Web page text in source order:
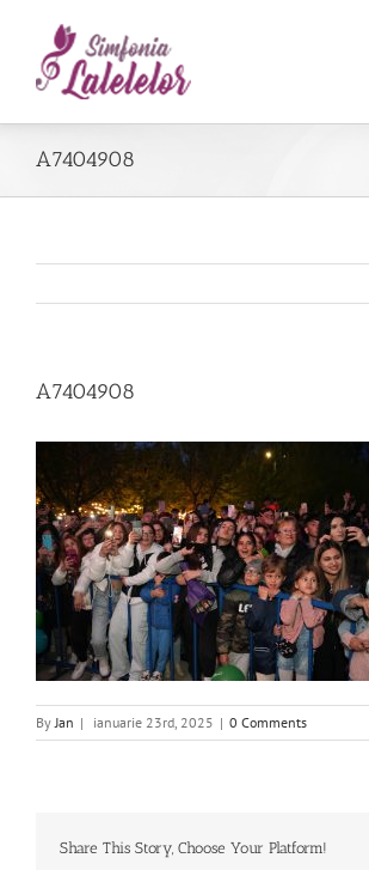
A7404908
A7404908
ByJan | ianuarie 23rd, 2025 | 0 Comments
Share This Story, Choose Your Platform!